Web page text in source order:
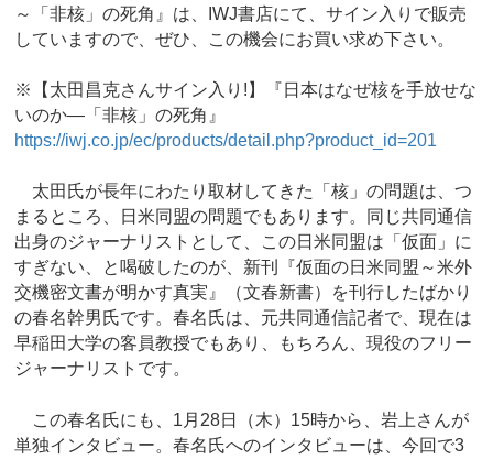
～「非核」の死角』は、IWJ書店にて、サイン入りで販売
していますので、ぜひ、この機会にお買い求め下さい。
※【太田昌克さんサイン入り!】『日本はなぜ核を手放せな
いのか―「非核」の死角』
https://iwj.co.jp/ec/products/detail.php?product_id=201
太田氏が長年にわたり取材してきた「核」の問題は、つ
まるところ、日米同盟の問題でもあります。同じ共同通信
出身のジャーナリストとして、この日米同盟は「仮面」に
すぎない、と喝破したのが、新刊『仮面の日米同盟～米外
交機密文書が明かす真実』（文春新書）を刊行したばかり
の春名幹男氏です。春名氏は、元共同通信記者で、現在は
早稲田大学の客員教授でもあり、もちろん、現役のフリー
ジャーナリストです。
この春名氏にも、1月28日（木）15時から、岩上さんが
単独インタビュー。春名氏へのインタビューは、今回で3